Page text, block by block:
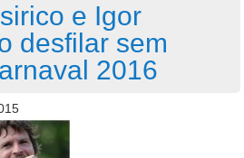
e Igor
desfilar sem
2016